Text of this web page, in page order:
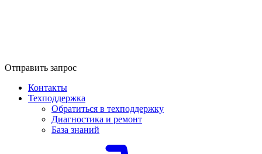
Отправить запрос
Контакты
Техподдержка
Обратиться в техподдержку
Диагностика и ремонт
База знаний